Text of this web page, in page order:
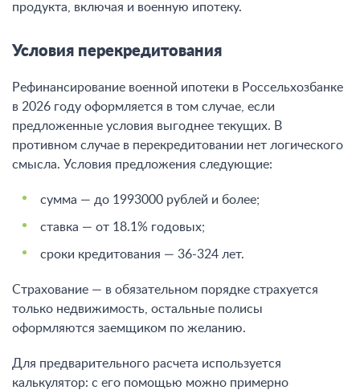
продукта, включая и военную ипотеку.
Условия перекредитования
Рефинансирование военной ипотеки в Россельхозбанке
в 2026 году оформляется в том случае, если
предложенные условия выгоднее текущих. В
противном случае в перекредитовании нет логического
смысла. Условия предложения следующие:
сумма — до 1993000 рублей и более;
ставка — от 18.1% годовых;
сроки кредитования — 36-324 лет.
Страхование — в обязательном порядке страхуется
только недвижимость, остальные полисы
оформляются заемщиком по желанию.
Для предварительного расчета используется
калькулятор: с его помощью можно примерно